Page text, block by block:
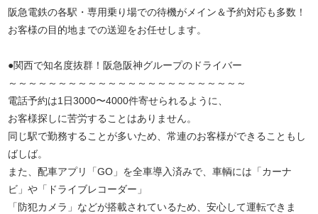
阪急電鉄の各駅・専用乗り場での待機がメイン＆予約対応も多数！
お客様の目的地までの送迎をお任せします。
●関西で知名度抜群！阪急阪神グループのドライバー
～～～～～～～～～～～～～～～～～～～～～～～～
電話予約は1日3000〜4000件寄せられるように、
お客様探しに苦労することはありません。
同じ駅で勤務することが多いため、常連のお客様ができることもし
ばしば。
また、配車アプリ「GO」を全車導入済みで、車輌には「カーナ
ビ」や「ドライブレコーダー」
「防犯カメラ」などが搭載されているため、安心して運転できま